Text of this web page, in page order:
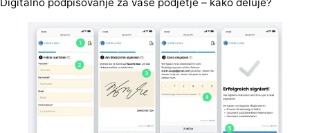
Digitalno podpisovanje za vaše podjetje – kako deluje?